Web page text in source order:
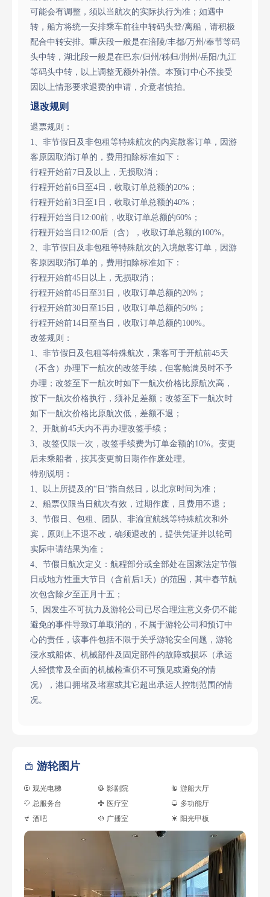
可能会有调整，须以当航次的实际执行为准；如遇中
转，船方将统一安排乘车前往中转码头登/离船，请积极
配合中转安排。重庆段一般是在涪陵/丰都/万州/奉节等码
头中转，湖北段一般是在巴东/归州/秭归/荆州/岳阳/九江
等码头中转，以上调整无额外补偿。本预订中心不接受
因以上情形要求退费的申请，介意者慎拍。
退改规则
退票规则：
1、非节假日及非包租等特殊航次的内宾散客订单，因游
客原因取消订单的，费用扣除标准如下：
行程开始前7日及以上，无损取消；
行程开始前6日至4日，收取订单总额的20%；
行程开始前3日至1日，收取订单总额的40%；
行程开始当日12:00前，收取订单总额的60%；
行程开始当日12:00后（含），收取订单总额的100%。
2、非节假日及非包租等特殊航次的入境散客订单，因游
客原因取消订单的，费用扣除标准如下：
行程开始前45日以上，无损取消；
行程开始前45日至31日，收取订单总额的20%；
行程开始前30日至15日，收取订单总额的50%；
行程开始前14日至当日，收取订单总额的100%。
改签规则：
1、非节假日及包租等特殊航次，乘客可于开航前45天
（不含）办理下一航次的改签手续，但客舱满员时不予
办理；改签至下一航次时如下一航次价格比原航次高，
按下一航次价格执行，须补足差额；改签至下一航次时
如下一航次价格比原航次低，差额不退；
2、开航前45天内不再办理改签手续；
3、改签仅限一次，改签手续费为订单金额的10%。变更
后未乘船者，按其变更前日期作作废处理。
特别说明：
1、以上所提及的“日”指自然日，以北京时间为准；
2、船票仅限当日航次有效，过期作废，且费用不退；
3、节假日、包租、团队、非渝宜航线等特殊航次和外
宾，原则上不退不改，确须退改的，提供凭证并以轮司
实际申请结果为准；
4、节假日航次定义：航程部分或全部处在国家法定节假
日或地方性重大节日（含前后1天）的范围，其中春节航
次包含除夕至正月十五；
5、因发生不可抗力及游轮公司已尽合理注意义务仍不能
避免的事件导致订单取消的，不属于游轮公司和预订中
心的责任，该事件包括不限于关乎游轮安全问题，游轮
浸水或船体、机械部件及固定部件的故障或损坏（承运
人经惯常及全面的机械检查仍不可预见或避免的情
况），港口拥堵及堵塞或其它超出承运人控制范围的情
况。
 游轮图片
观光电梯 影剧院
游船大厅
总服务台
医疗室
多功能厅
酒吧
广播室 阳光甲板